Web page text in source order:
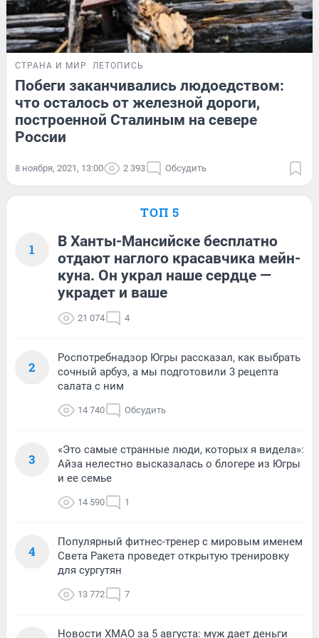
СТРАНА И МИР ЛЕТОПИСЬ
Побеги заканчивались людоедством:
что осталось от железной дороги,
построенной Сталиным на севере
России
8 ноября, 2021, 13:00 2 393 Обсудить
ТОП 5
1
В Ханты-Мансийске бесплатно
отдают наглого красавчика мейн-
куна. Он украл наше сердце —
украдет и ваше
21 074 4
2
Роспотребнадзор Югры рассказал, как выбрать
сочный арбуз, а мы подготовили 3 рецепта
салата с ним
14 740 Обсудить
3
«Это самые странные люди, которых я видела»:
Айза нелестно высказалась о блогере из Югры
и ее семье
14 590 1
4
Популярный фитнес-тренер с мировым именем
Света Ракета проведет открытую тренировку
для сургутян
13 772 7
Новости ХМАО за 5 августа: муж дает деньги